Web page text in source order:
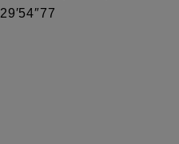
29′54″77